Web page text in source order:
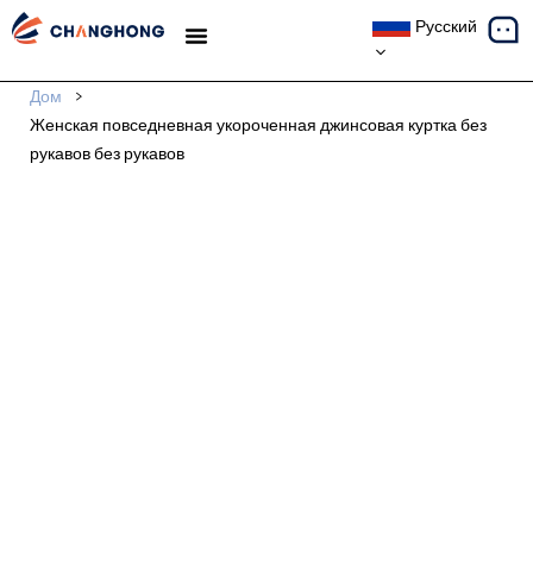
Русский
Дом
>
Женская повседневная укороченная джинсовая куртка без
рукавов без рукавов